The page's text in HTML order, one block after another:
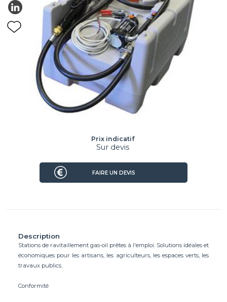
Description
Stations de ravitaillement gas-oil prêtes à l'emploi. Solutions idéales et
économiques pour les artisans, les agriculteurs, les espaces verts, les
travaux publics.
Conformité
Prix indicatif
Sur devis
FAIRE UN DEVIS